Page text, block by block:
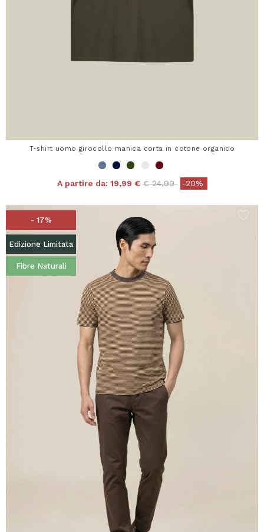
T-shirt uomo girocollo manica corta in cotone organico
A partire da: 19,99 € Price reduced from
€ 24,99to-20%
- 17%
Edizione Limitata
Fibre Naturali